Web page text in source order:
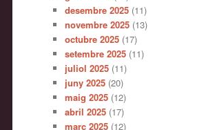
desembre 2025 (11)
novembre 2025 (13)
octubre 2025 (17)
setembre 2025 (11)
juliol 2025 (11)
juny 2025 (20)
maig 2025 (12)
abril 2025 (17)
març 2025 (12)